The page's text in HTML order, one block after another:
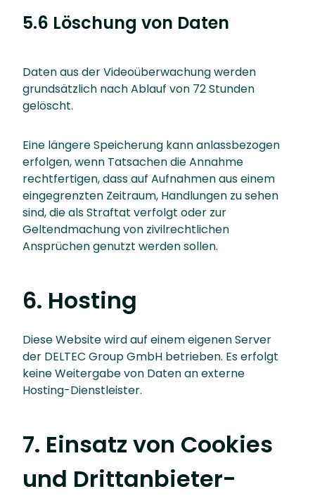
5.6 Löschung von Daten
Daten aus der Videoüberwachung werden
grundsätzlich nach Ablauf von 72 Stunden
gelöscht.
Eine längere Speicherung kann anlassbezogen
erfolgen, wenn Tatsachen die Annahme
rechtfertigen, dass auf Aufnahmen aus einem
eingegrenzten Zeitraum, Handlungen zu sehen
sind, die als Straftat verfolgt oder zur
Geltendmachung von zivilrechtlichen
Ansprüchen genutzt werden sollen.
6. Hosting
Diese Website wird auf einem eigenen Server
der DELTEC Group GmbH betrieben. Es erfolgt
keine Weitergabe von Daten an externe
Hosting-Dienstleister.
7. Einsatz von Cookies
und Drittanbieter-